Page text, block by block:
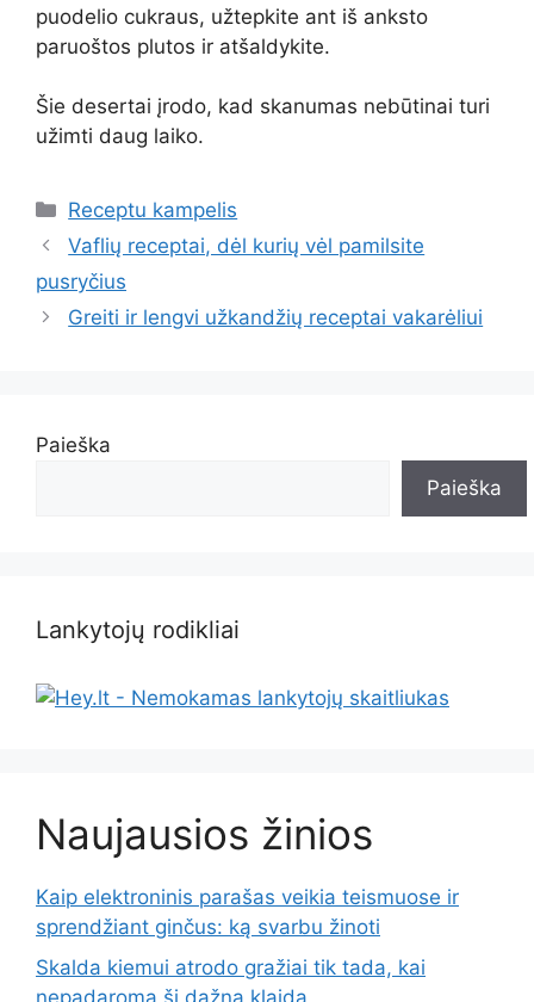
puodelio cukraus, užtepkite ant iš anksto
paruoštos plutos ir atšaldykite.
Šie desertai įrodo, kad skanumas nebūtinai turi
užimti daug laiko.
Kategorijos
Receptu kampelis
Vaflių receptai, dėl kurių vėl pamilsite
pusryčius
Greiti ir lengvi užkandžių receptai vakarėliui
Paieška
Paieška
Lankytojų rodikliai
Naujausios žinios
Kaip elektroninis parašas veikia teismuose ir
sprendžiant ginčus: ką svarbu žinoti
Skalda kiemui atrodo gražiai tik tada, kai
nepadaroma ši dažna klaida